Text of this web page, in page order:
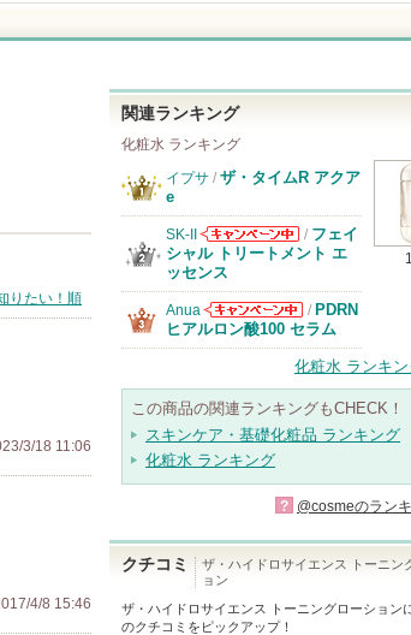
りたい！順
3/18 11:06
4/8 15:46
関連ランキング
化粧水 ランキング
イプサ / ザ・タイムR アクア
e
SK-II
SK-IIからのお
知らせがありま
/ フェイ
シャル トリートメント エ
ッセンス
Anua
Anuaからのお
知らせがありま
/ PDRN
ヒアルロン酸100 セラム
化粧水 ランキ
この商品の関連ランキングもCHECK！
スキンケア・基礎化粧品 ランキング
化粧水 ランキング
? @cosmeのラン
クチコミ
ザ・ハイドロサイエンス トーニン
ョン
ザ・ハイドロサイエンス トーニングローション
のクチコミをピックアップ！